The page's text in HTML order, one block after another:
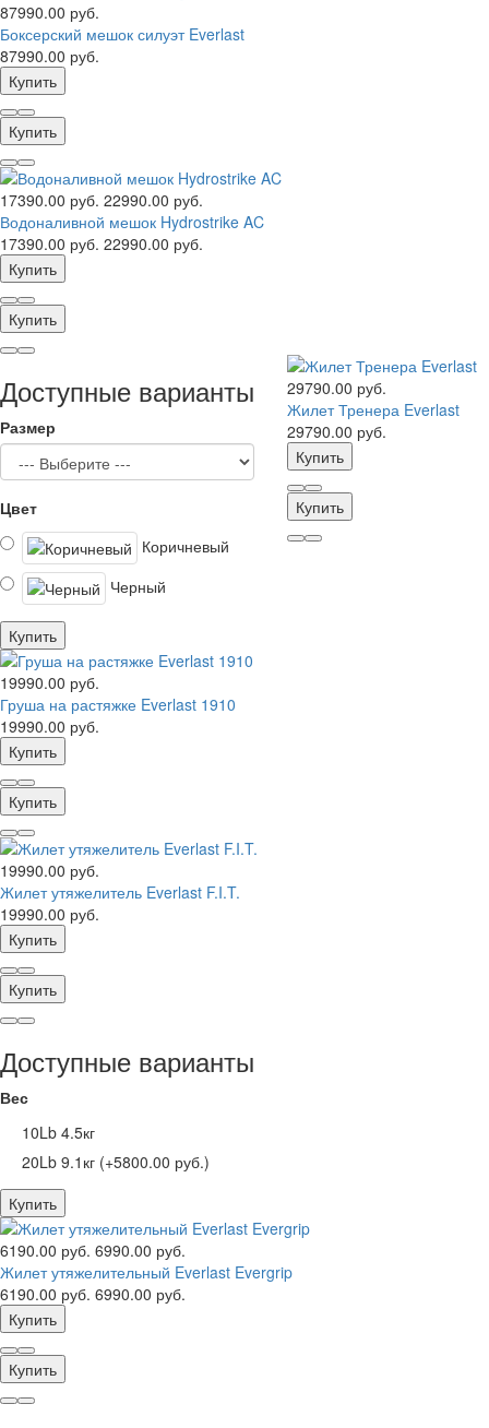
87990.00 руб.
Боксерский мешок силуэт Everlast
87990.00 руб.
Купить
Купить
17390.00 руб. 22990.00 руб.
Водоналивной мешок Hydrostrike AC
17390.00 руб. 22990.00 руб.
Купить
Купить
Доступные варианты
Размер
Цвет
Коричневый
Черный
Купить
19990.00 руб.
Груша на растяжке Everlast 1910
19990.00 руб.
Купить
Купить
29790.00 руб.
Жилет Тренера Everlast
29790.00 руб.
Купить
Купить
19990.00 руб.
Жилет утяжелитель Everlast F.I.T.
19990.00 руб.
Купить
Купить
Доступные варианты
Вес
10Lb 4.5кг
20Lb 9.1кг (+5800.00 руб.)
Купить
6190.00 руб. 6990.00 руб.
Жилет утяжелительный Everlast Evergrip
6190.00 руб. 6990.00 руб.
Купить
Купить